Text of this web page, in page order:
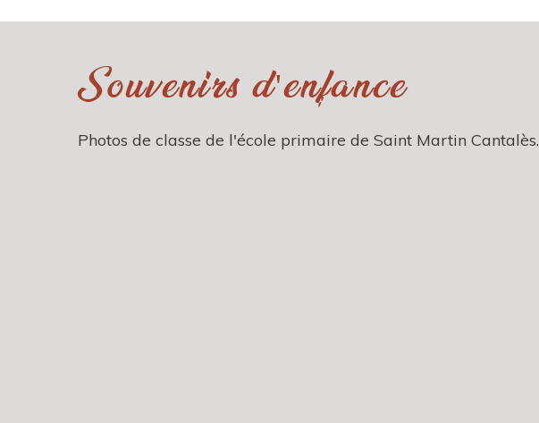
Souvenirs d'enfance
Photos de classe de l'école primaire de Saint Martin Cantalès.